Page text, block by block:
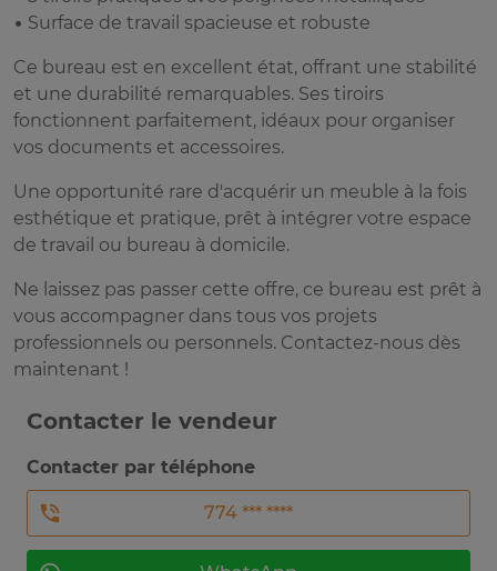
• Surface de travail spacieuse et robuste
Ce bureau est en excellent état, offrant une stabilité
et une durabilité remarquables. Ses tiroirs
fonctionnent parfaitement, idéaux pour organiser
vos documents et accessoires.
Une opportunité rare d'acquérir un meuble à la fois
esthétique et pratique, prêt à intégrer votre espace
de travail ou bureau à domicile.
Ne laissez pas passer cette offre, ce bureau est prêt à
vous accompagner dans tous vos projets
professionnels ou personnels. Contactez-nous dès
maintenant !
Contacter le vendeur
Contacter par téléphone
774 *** ****